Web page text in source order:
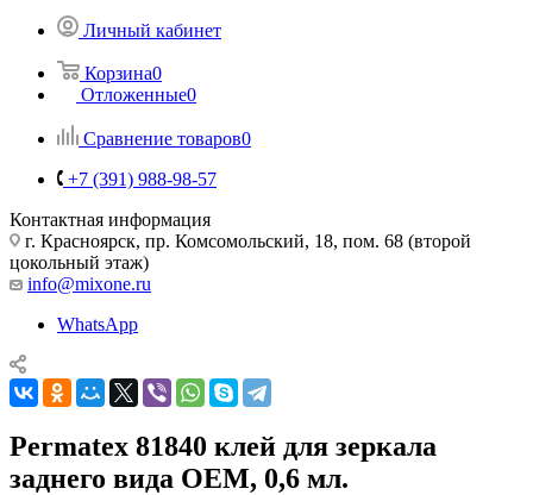
Личный кабинет
Корзина0
Отложенные0
Сравнение товаров0
+7 (391) 988-98-57
Контактная информация
г. Красноярск, пр. Комсомольский, 18, пом. 68 (второй
цокольный этаж)
info@mixone.ru
WhatsApp
Permatex 81840 клей для зеркала
заднего вида OEM, 0,6 мл.